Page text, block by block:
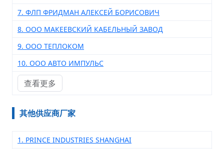
7. ФЛП ФРИДМАН АЛЕКСЕЙ БОРИСОВИЧ
8. ООО МАКЕЕВСКИЙ КАБЕЛЬНЫЙ ЗАВОД
9. ООО ТЕПЛОКОМ
10. ООО АВТО ИМПУЛЬС
查看更多
其他供应商厂家
1. PRINCE INDUSTRIES SHANGHAI